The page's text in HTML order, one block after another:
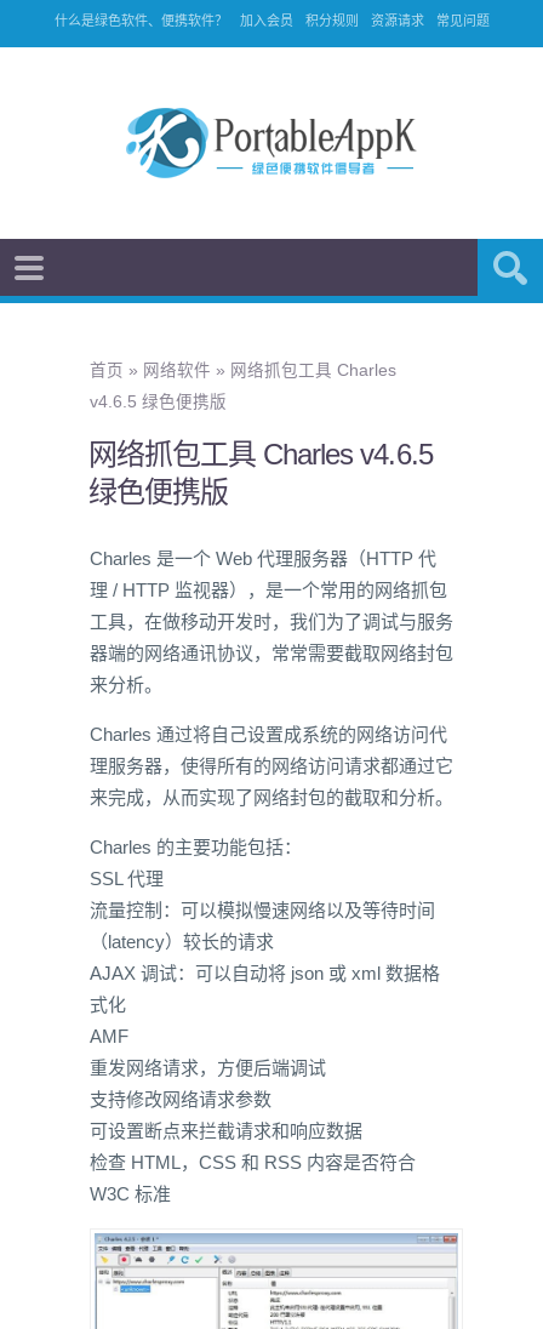
什么是绿色软件、便携软件？ 加入会员 积分规则 资源请求 常见问题
首页 » 网络软件 » 网络抓包工具 Charles
v4.6.5 绿色便携版
网络抓包工具 Charles v4.6.5
绿色便携版
Charles 是一个 Web 代理服务器（HTTP 代
理 / HTTP 监视器），是一个常用的网络抓包
工具，在做移动开发时，我们为了调试与服务
器端的网络通讯协议，常常需要截取网络封包
来分析。
Charles 通过将自己设置成系统的网络访问代
理服务器，使得所有的网络访问请求都通过它
来完成，从而实现了网络封包的截取和分析。
Charles 的主要功能包括：
SSL 代理
流量控制：可以模拟慢速网络以及等待时间
（latency）较长的请求
AJAX 调试：可以自动将 json 或 xml 数据格
式化
AMF
重发网络请求，方便后端调试
支持修改网络请求参数
可设置断点来拦截请求和响应数据
检查 HTML，CSS 和 RSS 内容是否符合
W3C 标准